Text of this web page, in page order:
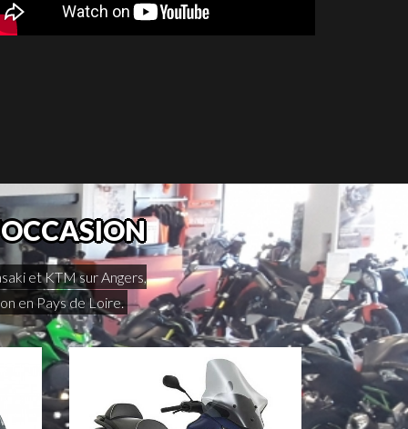
et KTM sur Angers,
en Pays de Loire.